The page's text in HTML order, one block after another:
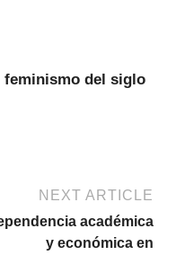
feminismo del siglo
NEXT ARTICLE
académica
y económica en